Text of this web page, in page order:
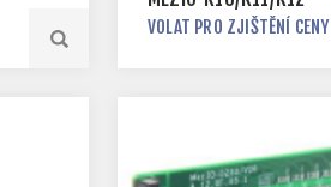
VOLAT PRO ZJIŠTĚNÍ CENY